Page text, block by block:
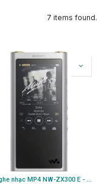
7 items found.
Máy nghe nhạc MP4 NW-ZX300 E - Sony